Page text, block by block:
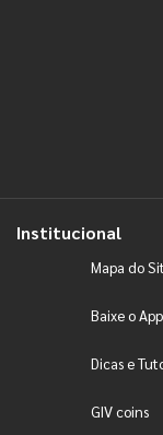
Institucional
Mapa do
Baixe o App
Dicas e
GIV coins